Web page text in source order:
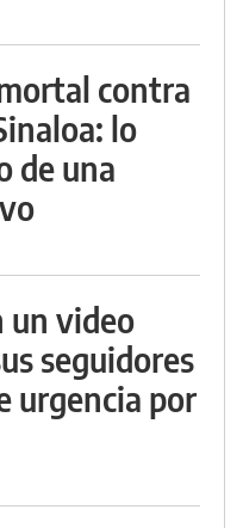
contra
lo
de una
un video
seguidores
urgencia por